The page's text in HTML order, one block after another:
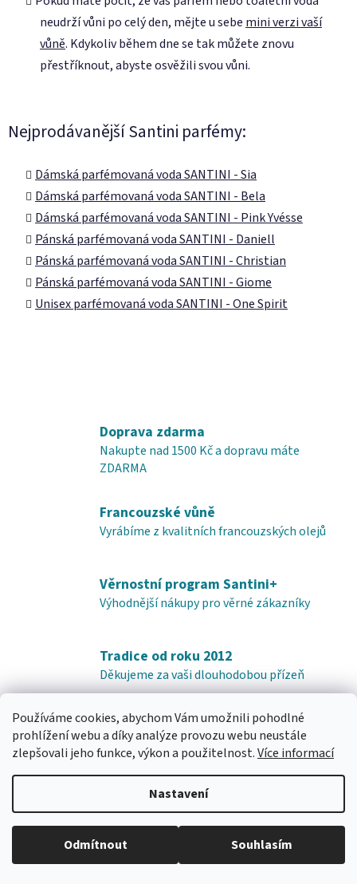
Používáme cookies, abychom Vám umožnili pohodlné
prohlížení webu a díky analýze provozu webu neustále
zlepšovali jeho funkce, výkon a použitelnost.Více informací
Nastavení
Odmítnout Souhlasím
🔴 Parfémy a vůně -20 %
neudrží vůni po celý den, mějte u sebe mini verzi vaší
vůně. Kdykoliv během dne se tak můžete znovu
přestříknout, abyste osvěžili svou vůni.
Nejprodávanější Santini parfémy:
Dámská parfémovaná voda SANTINI - Sia
Dámská parfémovaná voda SANTINI - Bela
Dámská parfémovaná voda SANTINI - Pink Yvésse
Pánská parfémovaná voda SANTINI - Daniell
Pánská parfémovaná voda SANTINI - Christian
Pánská parfémovaná voda SANTINI - Giome
Unisex parfémovaná voda SANTINI - One Spirit
Doprava zdarma
Nakupte nad 1500 Kč a dopravu máte
ZDARMA
Francouzské vůně
Vyrábíme z kvalitních francouzských olejů
Věrnostní program Santini+
Výhodnější nákupy pro věrné zákazníky
Tradice od roku 2012
Děkujeme za vaši dlouhodobou přízeň
Kontakt
obchod@e-santini.cz
+420 601 165 320